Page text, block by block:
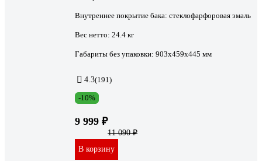
Внутреннее покрытие бака: стеклофарфоровая эмаль
Вес нетто: 24.4 кг
Габариты без упаковки: 903х459х445 мм
4.3(191)
-10%
9 999 ₽
11 090 ₽
В корзину